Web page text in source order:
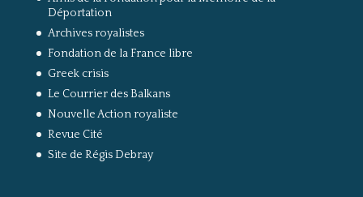
Déportation
Archives royalistes
Fondation de la France libre
Greek crisis
Le Courrier des Balkans
Nouvelle Action royaliste
Revue Cité
Site de Régis Debray